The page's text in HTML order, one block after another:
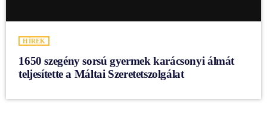
HÍREK
1650 szegény sorsú gyermek karácsonyi álmát
teljesítette a Máltai Szeretetszolgálat